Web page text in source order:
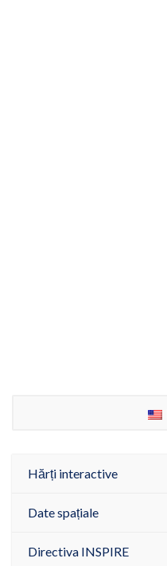
Hărți interactive
Date spațiale
Directiva INSPIRE